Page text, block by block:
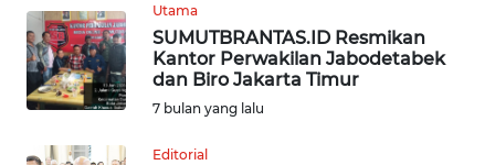
Utama
SUMUTBRANTAS.ID Resmikan
Kantor Perwakilan Jabodetabek
dan Biro Jakarta Timur
7 bulan yang lalu
Editorial
TENTANG
KAMI
MEDIA